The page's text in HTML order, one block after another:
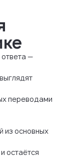
ответа —
переводами
из основных
остаётся